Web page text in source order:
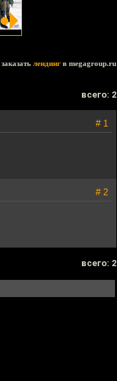
заказать лендинг в megagroup.ru
всего: 2
# 1
# 2
всего: 2